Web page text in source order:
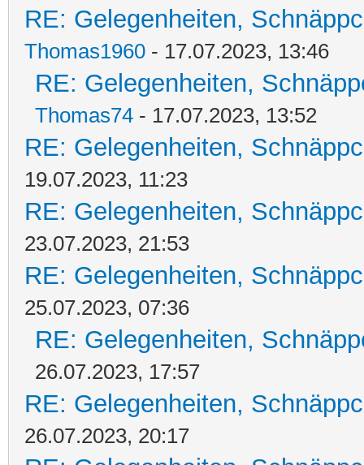
RE: Gelegenheiten,
Thomas1960 - 17.07.2023, 13:46
RE: Gelegenheiten,
Thomas74 - 17.07.2023, 13:52
RE: Gelegenheiten,
19.07.2023, 11:23
RE: Gelegenheiten,
23.07.2023, 21:53
RE: Gelegenheiten,
25.07.2023, 07:36
RE: Gelegenheiten,
26.07.2023, 17:57
RE: Gelegenheiten,
26.07.2023, 20:17